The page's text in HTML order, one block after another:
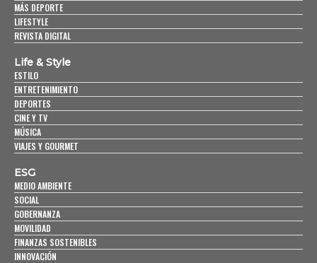
MÁS DEPORTE
LIFESTYLE
REVISTA DIGITAL
Life & Style
ESTILO
ENTRETENIMIENTO
DEPORTES
CINE Y TV
MÚSICA
VIAJES Y GOURMET
ESG
MEDIO AMBIENTE
SOCIAL
GOBERNANZA
MOVILIDAD
FINANZAS SOSTENIBLES
INNOVACIÓN